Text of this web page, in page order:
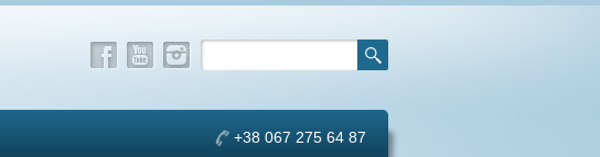
+38 067 275 64 87